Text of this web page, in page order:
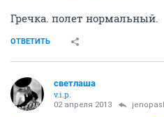
Гречка. полет нормальный.
ОТВЕТИТЬ
светлаша
v.i.p.
02 апреля 2013